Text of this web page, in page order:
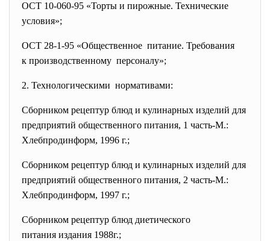
ОСТ 10-060-95 «Торты и пирожные. Технические
условия»;
ОСТ 28-1-95 «Общественное питание. Требования
к производственному персоналу»;
2. Технологическими нормативами:
Сборником рецептур блюд и кулинарных изделий для
предприятий общественного питания, 1 часть-М.:
Хлебпродинформ, 1996 г.;
Сборником рецептур блюд и кулинарных изделий для
предприятий общественного питания, 2 часть-М.:
Хлебпродинформ, 1997 г.;
Сборником рецептур блюд диетического
питания издания 1988г.;